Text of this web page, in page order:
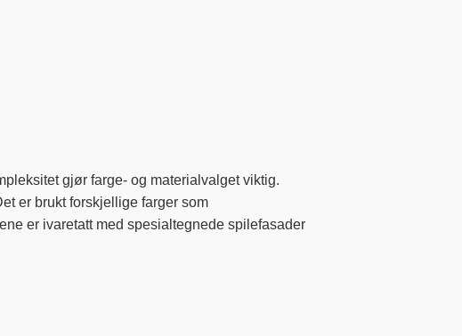
gjør farge- og materialvalget viktig.
er brukt forskjellige farger som
er ivaretatt med spesialtegnede spilefasader